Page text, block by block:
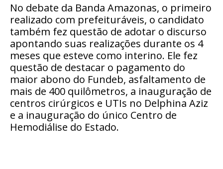
No debate da Banda Amazonas, o primeiro
realizado com prefeituráveis, o candidato
também fez questão de adotar o discurso
apontando suas realizações durante os 4
meses que esteve como interino. Ele fez
questão de destacar o pagamento do
maior abono do Fundeb, asfaltamento de
mais de 400 quilômetros, a inauguração de
centros cirúrgicos e UTIs no Delphina Aziz
e a inauguração do único Centro de
Hemodiálise do Estado.